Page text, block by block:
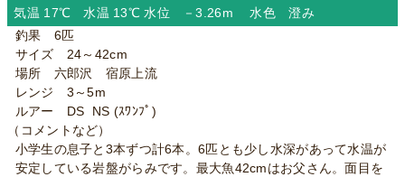
気温 17℃ 水温 13℃ 水位 －3.26m 水色 澄み
釣果 6匹
サイズ 24～42cm
場所 六郎沢 宿原上流
レンジ 3～5m
ルアー DS NS (ｽﾜﾝﾌﾟ)
（コメントなど）
小学生の息子と3本ずつ計6本。6匹とも少し水深があって水温が
安定している岩盤がらみです。最大魚42cmはお父さん。面目を